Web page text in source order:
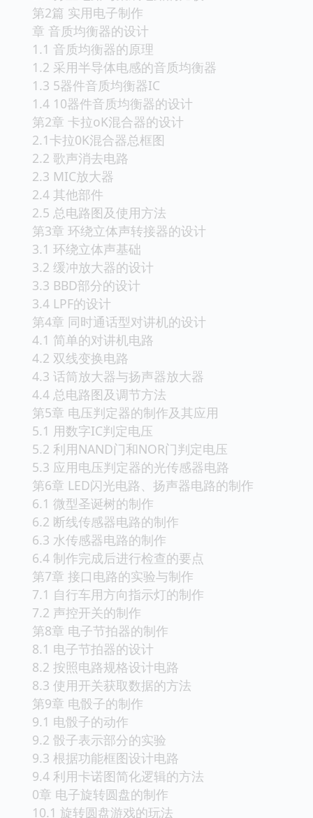
第2篇 实用电子制作
章 音质均衡器的设计
1.1 音质均衡器的原理
1.2 采用半导体电感的音质均衡器
1.3 5器件音质均衡器IC
1.4 10器件音质均衡器的设计
第2章 卡拉oK混合器的设计
2.1卡拉0K混合器总框图
2.2 歌声消去电路
2.3 MIC放大器
2.4 其他部件
2.5 总电路图及使用方法
第3章 环绕立体声转接器的设计
3.1 环绕立体声基础
3.2 缓冲放大器的设计
3.3 BBD部分的设计
3.4 LPF的设计
第4章 同时通话型对讲机的设计
4.1 简单的对讲机电路
4.2 双线变换电路
4.3 话筒放大器与扬声器放大器
4.4 总电路图及调节方法
第5章 电压判定器的制作及其应用
5.1 用数字IC判定电压
5.2 利用NAND门和NOR门判定电压
5.3 应用电压判定器的光传感器电路
第6章 LED闪光电路、扬声器电路的制作
6.1 微型圣诞树的制作
6.2 断线传感器电路的制作
6.3 水传感器电路的制作
6.4 制作完成后进行检查的要点
第7章 接口电路的实验与制作
7.1 自行车用方向指示灯的制作
7.2 声控开关的制作
第8章 电子节拍器的制作
8.1 电子节拍器的设计
8.2 按照电路规格设计电路
8.3 使用开关获取数据的方法
第9章 电骰子的制作
9.1 电骰子的动作
9.2 骰子表示部分的实验
9.3 根据功能框图设计电路
9.4 利用卡诺图简化逻辑的方法
0章 电子旋转圆盘的制作
10.1 旋转圆盘游戏的玩法